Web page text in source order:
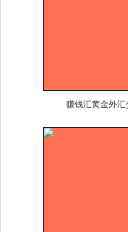
赚钱汇黄金外